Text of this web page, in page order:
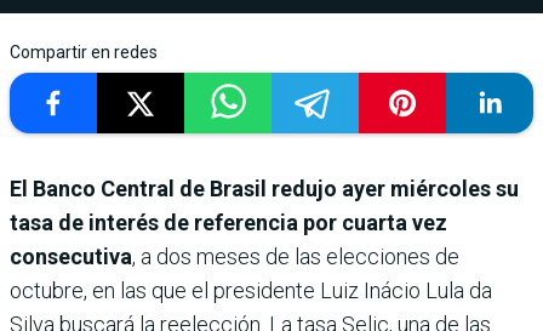
Compartir en redes
El Banco Central de Brasil redujo ayer miércoles su
tasa de interés de referencia por cuarta vez
consecutiva, a dos meses de las elecciones de
octubre, en las que el presidente Luiz Inácio Lula da
Silva buscará la reelección. La tasa Selic, una de las